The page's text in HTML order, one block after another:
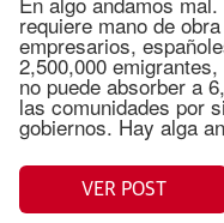
requiere mano de
empresarios,
2,500,000
no puede absorber a
las comunidades por
gobiernos. Hay alga
VER POST